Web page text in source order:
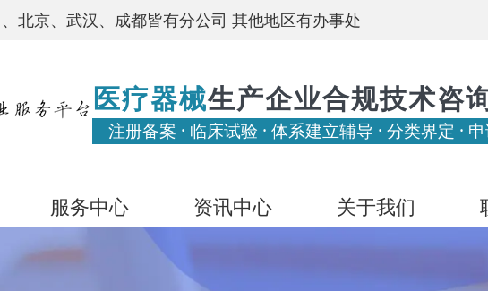
北京、武汉、成都皆有分公司 其他地区有办事处
医疗器械生产企业合规技术咨
注册备案 · 临床试验 · 体系建立辅导 · 分类界定 ·
服务中心 资讯中心 关于我们